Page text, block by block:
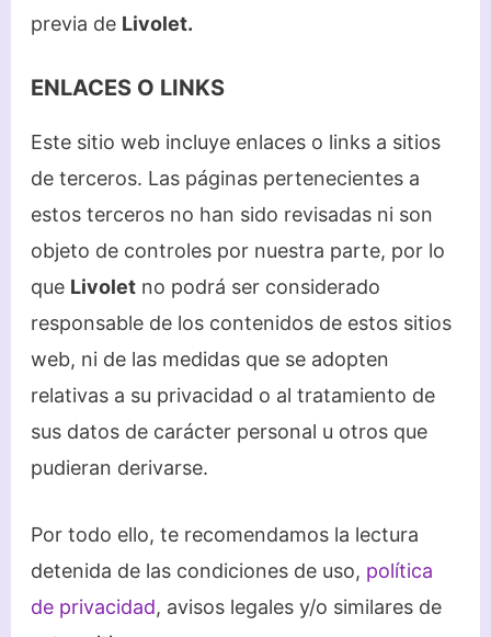
previa de Livolet.
ENLACES O LINKS
Este sitio web incluye enlaces o links a sitios
de terceros. Las páginas pertenecientes a
estos terceros no han sido revisadas ni son
objeto de controles por nuestra parte, por lo
que Livoletno podrá ser considerado
responsable de los contenidos de estos sitios
web, ni de las medidas que se adopten
relativas a su privacidad o al tratamiento de
sus datos de carácter personal u otros que
pudieran derivarse.
Por todo ello, te recomendamos la lectura
detenida de las condiciones de uso, política
de privacidad, avisos legales y/o similares de